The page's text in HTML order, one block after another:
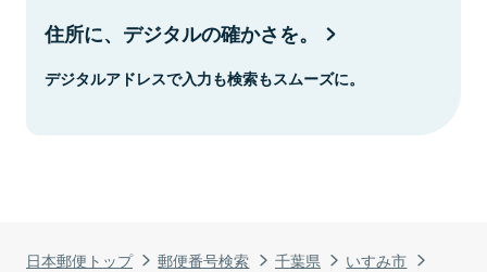
日本郵便トップ 郵便番号検索 千葉県
いすみ市
住所に、デジタルの確かさを。
デジタルアドレスで入力も検索もスムーズに。